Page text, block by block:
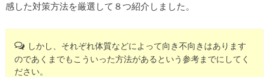
感した対策方法を厳選して８つ紹介しました。
しかし、それぞれ体質などによって向き不向きはあります
のであくまでもこういった方法があるという参考までにしてく
ださい。